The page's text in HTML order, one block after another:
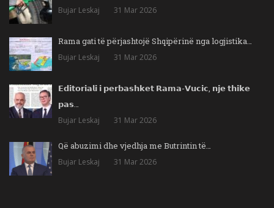
Bujar Leskaj 31 Mar 2026
Rama gati të përjashtojë Shqipërinë nga logjistika…
Bujar Leskaj 31 Mar 2026
𝗘𝗱𝗶𝘁𝗼𝗿𝗶𝗮𝗹𝗶 𝗶 𝗽𝗲𝗿𝗯𝗮𝘀𝗵𝗸𝗲𝘁 𝗥𝗮𝗺𝗮-𝗩𝘂𝗰𝗶𝗰, 𝗻𝗷𝗲 𝘁𝗵𝗶𝗸𝗲
𝗽𝗮𝘀…
Bujar Leskaj 31 Mar 2026
Që abuzimi dhe vjedhja me Butrintin të…
Bujar Leskaj 31 Mar 2026